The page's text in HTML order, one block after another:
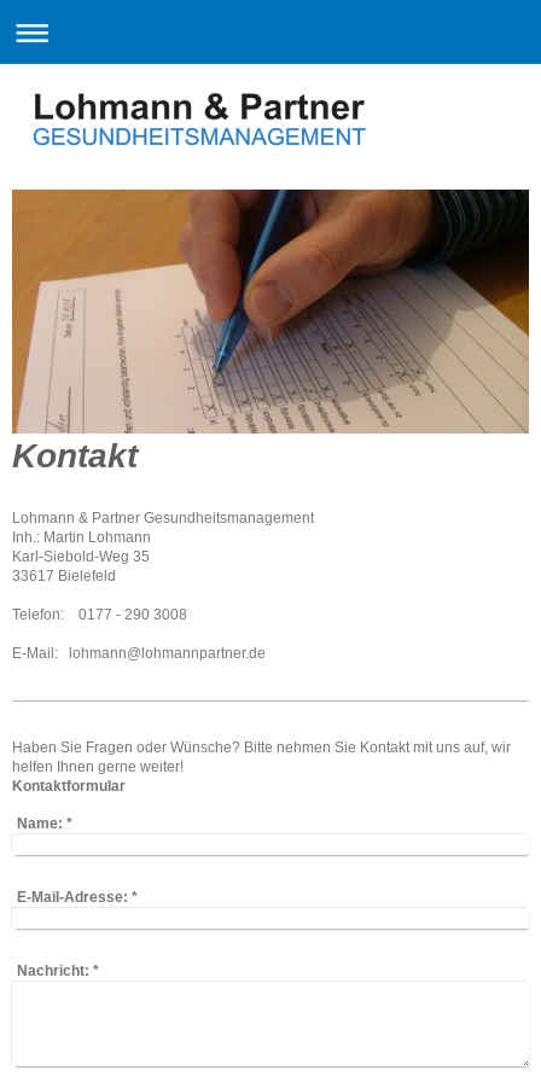
Kontakt
Lohmann & Partner Gesundheitsmanagement
Inh.: Martin Lohmann
Karl-Siebold-Weg 35
33617 Bielefeld
Telefon: 0177 - 290 3008
E-Mail: lohmann@lohmannpartner.de
Haben Sie Fragen oder Wünsche? Bitte nehmen Sie Kontakt mit uns auf, wir
helfen Ihnen gerne weiter!
Kontaktformular
Name: *
E-Mail-Adresse: *
Nachricht: *